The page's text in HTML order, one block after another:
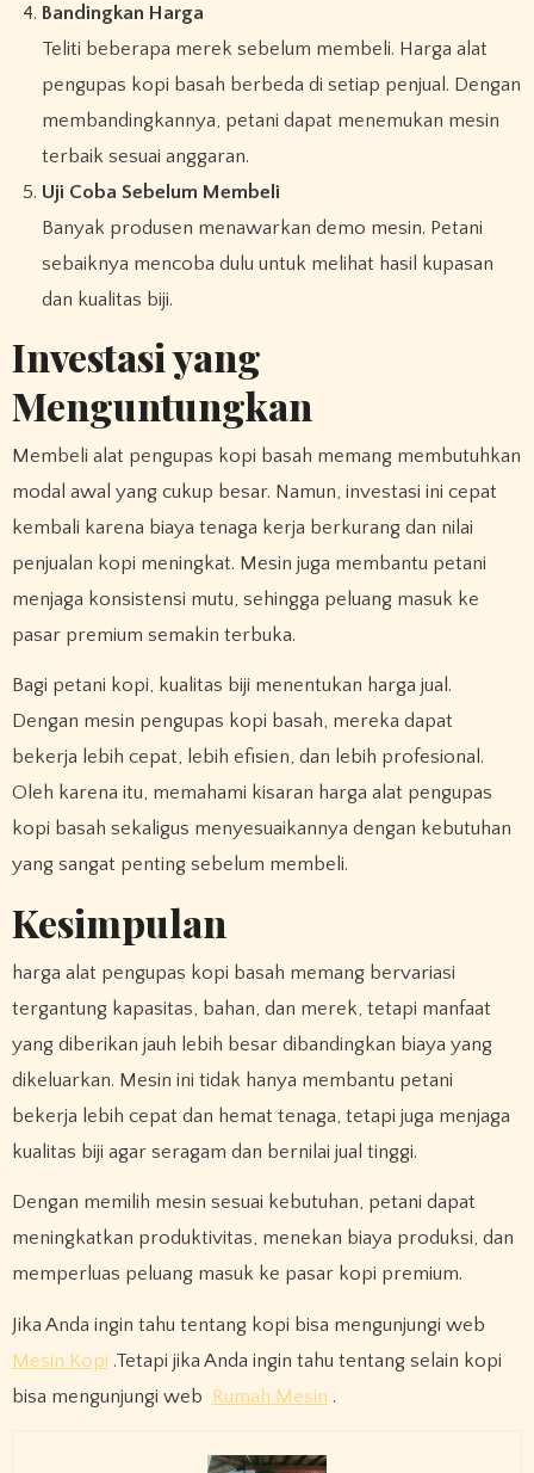
Bandingkan Harga
Teliti beberapa merek sebelum membeli. Harga alat
pengupas kopi basah berbeda di setiap penjual. Dengan
membandingkannya, petani dapat menemukan mesin
terbaik sesuai anggaran.
Uji Coba Sebelum Membeli
Banyak produsen menawarkan demo mesin. Petani
sebaiknya mencoba dulu untuk melihat hasil kupasan
dan kualitas biji.
Investasi yang
Menguntungkan
Membeli alat pengupas kopi basah memang membutuhkan
modal awal yang cukup besar. Namun, investasi ini cepat
kembali karena biaya tenaga kerja berkurang dan nilai
penjualan kopi meningkat. Mesin juga membantu petani
menjaga konsistensi mutu, sehingga peluang masuk ke
pasar premium semakin terbuka.
Bagi petani kopi, kualitas biji menentukan harga jual.
Dengan mesin pengupas kopi basah, mereka dapat
bekerja lebih cepat, lebih efisien, dan lebih profesional.
Oleh karena itu, memahami kisaran harga alat pengupas
kopi basah sekaligus menyesuaikannya dengan kebutuhan
yang sangat penting sebelum membeli.
Kesimpulan
harga alat pengupas kopi basah memang bervariasi
tergantung kapasitas, bahan, dan merek, tetapi manfaat
yang diberikan jauh lebih besar dibandingkan biaya yang
dikeluarkan. Mesin ini tidak hanya membantu petani
bekerja lebih cepat dan hemat tenaga, tetapi juga menjaga
kualitas biji agar seragam dan bernilai jual tinggi.
Dengan memilih mesin sesuai kebutuhan, petani dapat
meningkatkan produktivitas, menekan biaya produksi, dan
memperluas peluang masuk ke pasar kopi premium.
Jika Anda ingin tahu tentang kopi bisa mengunjungi web
Mesin Kopi .Tetapi jika Anda ingin tahu tentang selain kopi
bisa mengunjungi web
Rumah Mesin .